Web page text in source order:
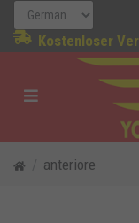
Kostenloser
anteriore